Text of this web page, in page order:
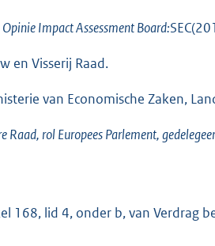
Impact Assessment Board:
en Visserij Raad.
van Economische Zaken,
Raad, rol Europees Parlement,
168, lid 4, onder b, van Verdrag